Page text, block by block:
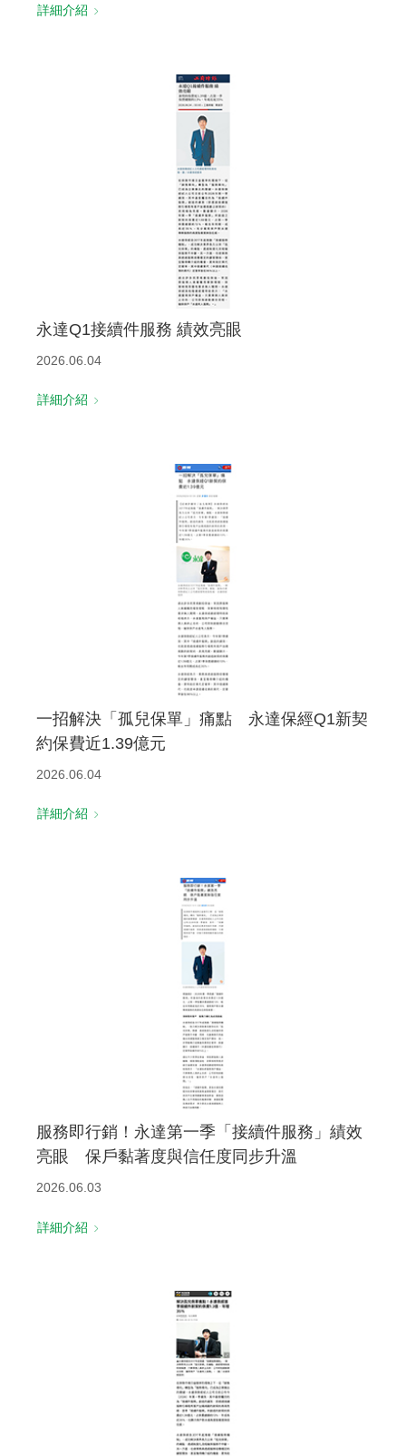
詳細介紹
永達Q1接續件服務 績效亮眼
2026.06.04
詳細介紹
一招解決「孤兒保單」痛點 永達保經Q1新契
約保費近1.39億元
2026.06.04
詳細介紹
服務即行銷！永達第一季「接續件服務」績效
亮眼 保戶黏著度與信任度同步升溫
2026.06.03
詳細介紹